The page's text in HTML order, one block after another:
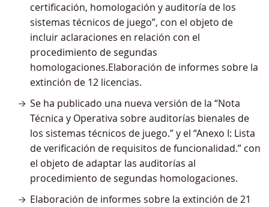
certificación, homologación y auditoría de los
sistemas técnicos de juego”, con el objeto de
incluir aclaraciones en relación con el
procedimiento de segundas
homologaciones.Elaboración de informes sobre la
extinción de 12 licencias.
Se ha publicado una nueva versión de la “Nota
Técnica y Operativa sobre auditorías bienales de
los sistemas técnicos de juego.” y el “Anexo I: Lista
de verificación de requisitos de funcionalidad.” con
el objeto de adaptar las auditorías al
procedimiento de segundas homologaciones.
Elaboración de informes sobre la extinción de 21